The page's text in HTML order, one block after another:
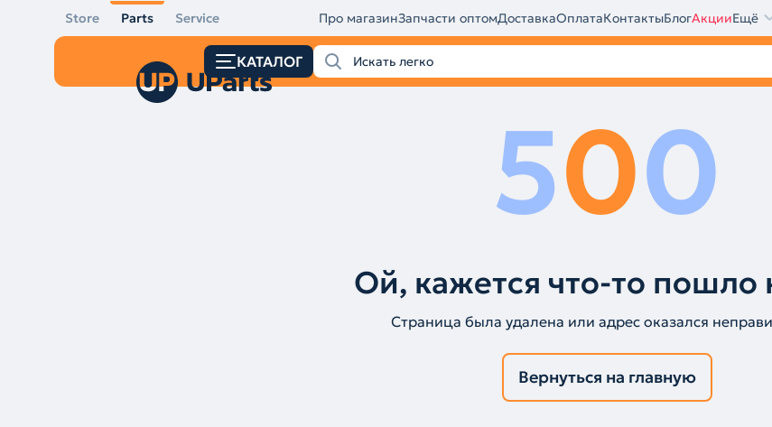
Store Parts Service Про магазинЗапчасти оптомДоставкаОплатаКонтактыБлогАкцииЕщё
КАТАЛОГ
500
Ой, кажется что-то пошло
Страница была удалена или адрес оказался
Вернуться на главную